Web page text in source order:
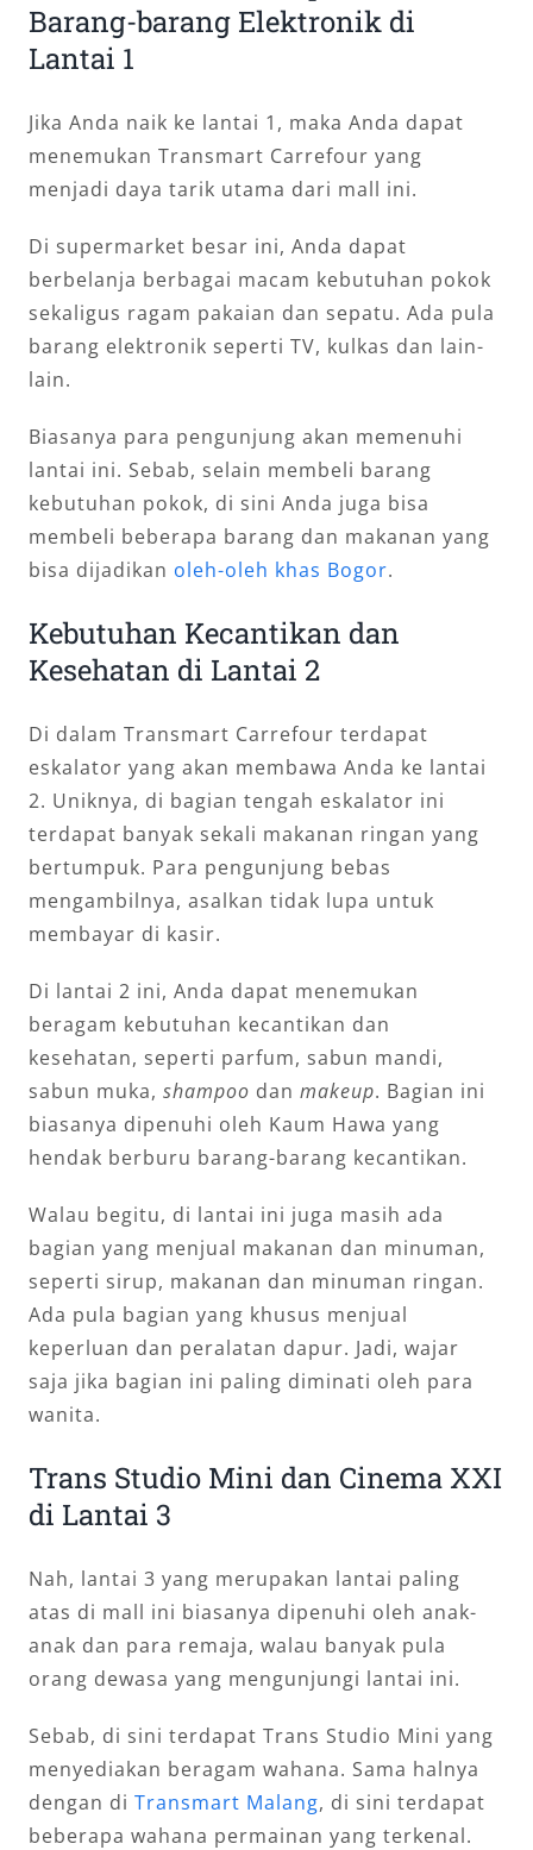
Barang-barang Elektronik di
Lantai 1
Jika Anda naik ke lantai 1, maka Anda dapat
menemukan Transmart Carrefour yang
menjadi daya tarik utama dari mall ini.
Di supermarket besar ini, Anda dapat
berbelanja berbagai macam kebutuhan pokok
sekaligus ragam pakaian dan sepatu. Ada pula
barang elektronik seperti TV, kulkas dan lain-
lain.
Biasanya para pengunjung akan memenuhi
lantai ini. Sebab, selain membeli barang
kebutuhan pokok, di sini Anda juga bisa
membeli beberapa barang dan makanan yang
bisa dijadikan oleh-oleh khas Bogor.
Kebutuhan Kecantikan dan
Kesehatan di Lantai 2
Di dalam Transmart Carrefour terdapat
eskalator yang akan membawa Anda ke lantai
2. Uniknya, di bagian tengah eskalator ini
terdapat banyak sekali makanan ringan yang
bertumpuk. Para pengunjung bebas
mengambilnya, asalkan tidak lupa untuk
membayar di kasir.
Di lantai 2 ini, Anda dapat menemukan
beragam kebutuhan kecantikan dan
kesehatan, seperti parfum, sabun mandi,
sabun muka, shampoo dan makeup. Bagian ini
biasanya dipenuhi oleh Kaum Hawa yang
hendak berburu barang-barang kecantikan.
Walau begitu, di lantai ini juga masih ada
bagian yang menjual makanan dan minuman,
seperti sirup, makanan dan minuman ringan.
Ada pula bagian yang khusus menjual
keperluan dan peralatan dapur. Jadi, wajar
saja jika bagian ini paling diminati oleh para
wanita.
Trans Studio Mini dan Cinema XXI
di Lantai 3
Nah, lantai 3 yang merupakan lantai paling
atas di mall ini biasanya dipenuhi oleh anak-
anak dan para remaja, walau banyak pula
orang dewasa yang mengunjungi lantai ini.
Sebab, di sini terdapat Trans Studio Mini yang
menyediakan beragam wahana. Sama halnya
dengan di Transmart Malang, di sini terdapat
beberapa wahana permainan yang terkenal.